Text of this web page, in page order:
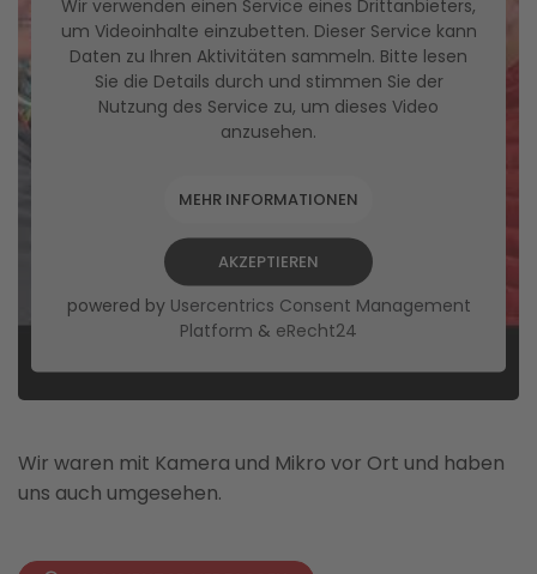
Wir verwenden einen Service eines Drittanbieters,
um Videoinhalte einzubetten. Dieser Service kann
Daten zu Ihren Aktivitäten sammeln. Bitte lesen
Sie die Details durch und stimmen Sie der
Nutzung des Service zu, um dieses Video
anzusehen.
MEHR INFORMATIONEN
AKZEPTIEREN
powered by Usercentrics Consent Management
Platform & eRecht24
Wir waren mit Kamera und Mikro vor Ort und haben
uns auch umgesehen.